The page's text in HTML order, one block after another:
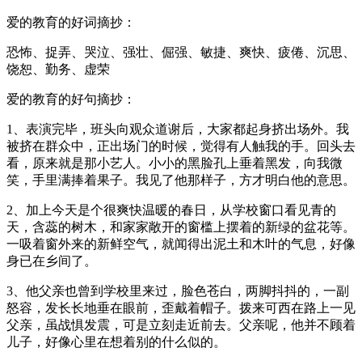
爱的教育的好词摘抄：
恐怖、捉弄、哭泣、强壮、倔强、敏捷、爽快、疲倦、沉思、
饶恕、勤务、虚荣
爱的教育的好句摘抄：
1、表演完毕，班头向观众道谢后，大家都起身挤出场外。我
被挤在群众中，正出场门的时候，觉得有人触我的手。回头去
看，原来就是那小艺人。小小的黑脸孔上垂着黑发，向我微
笑，手里满捧着果子。我见了他那样子，方才明白他的意思。
2、加上今天是个很爽快温暖的春日，从学校窗口看见青的
天，含蕊的树木，和家家敞开的窗槛上摆着的新绿的盆花等。
一吸着窗外来的新鲜空气，就闻得出泥土和木叶的气息，好像
身已在乡间了。
3、他父亲也曾到学校里来过，脸色苍白，两脚抖抖的，一副
怒容，发长长地垂在眼前，歪戴着帽子。拨来可西在路上一见
父亲，虽战惧发震，可是立刻走近前去。父亲呢，他并不顾着
儿子，好像心里在想着别的什么似的。